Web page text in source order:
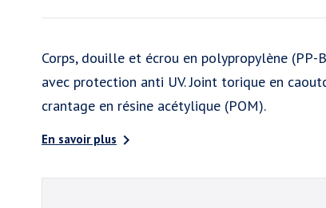
Corps, douille et écrou en polypropylène
avec protection anti UV. Joint torique en
crantage en résine acétylique (POM).
En savoir plus 